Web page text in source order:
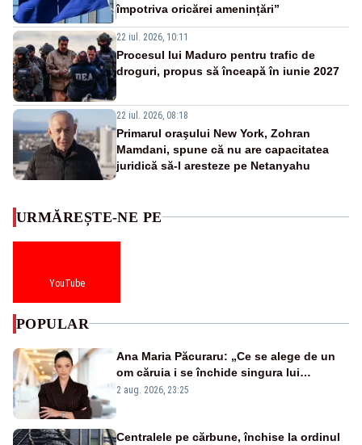
împotriva oricărei amenințări”
22 iul. 2026, 10:11
Procesul lui Maduro pentru trafic de
droguri, propus să înceapă în iunie 2027
22 iul. 2026, 08:18
Primarul oraşului New York, Zohran
Mamdani, spune că nu are capacitatea
juridică să-l aresteze pe Netanyahu
URMĂREȘTE-NE PE
YouTube
POPULAR
Ana Maria Păcuraru: „Ce se alege de un
om căruia i se închide singura lui
portiță?”
2 aug. 2026, 23:25
Centralele pe cărbune, închise la ordinul